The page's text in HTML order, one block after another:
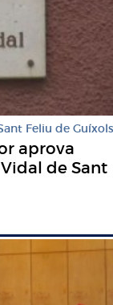
Feliu de Guíxols
aprova
de Sant